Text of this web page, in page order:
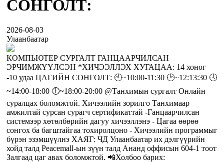
СОНГОЛТ:
2026-08-03
Улаанбаатар
КОМПЬЮТЕР СУРГАЛТ ГАНЦААРЧИЛСАН
ЭРЧИМЖҮҮЛСЭН *ХИЧЭЭЛЛЭХ ХУГАЦАА: 14 хоног
-10 удаа ЦАГИЙН СОНГОЛТ: 🕙~10:00-11:30 🕑~12:13:30 🕓
~14:00-18:00 🕕~18:00-20:00 @Танхимын сургалт Онлайн
суралцах боломжтой. Хичээлийн зорилго Танхимаар
амжилтай сурсан сурагч сертификаттай -Ганцаарчилсан
системээр хөтөлбөрийн дагуу хичээллэнэ - Цагаа өөрөө
сонгох ба багштайгаа тохиролцоно - Хичээлийн программыг
бүрэн эзэмшүүлнэ ХАЯГ: ЧД Улаанбаатар их дэлгүүрийн
хойд талд Peacemall-ын зүүн талд Ананд оффисын 604-1 тоот
Залгаад цаг авах боломжтой. 📲Холбоо барих: